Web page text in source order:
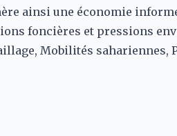
ainsi une économie
foncières et pressions
Mobilités sahariennes,